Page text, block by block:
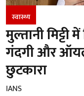
स्वास्थ्य
मुल्तानी
गंदगी और
छुटकारा
IANS